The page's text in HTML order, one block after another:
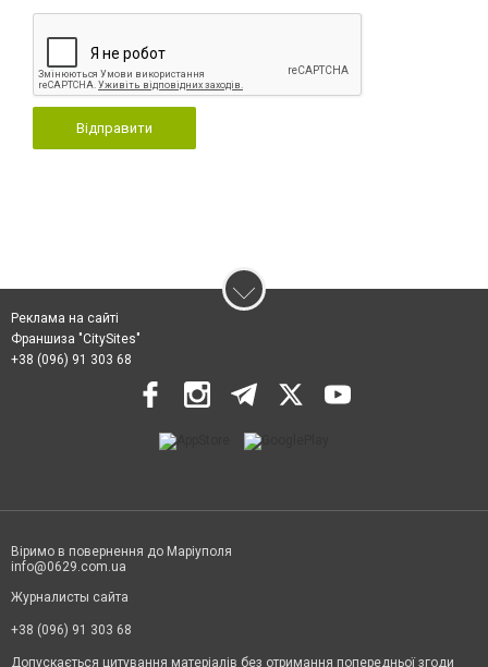
Відправити
Реклама на сайті
Франшиза "CitySites"
+38 (096) 91 303 68
Віримо в повернення до Маріуполя
info@0629.com.ua
Журналисты сайта
+38 (096) 91 303 68
Допускається цитування матеріалів без отримання попередньої згоди